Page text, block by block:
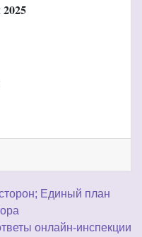
Единый план
онлайн-инспекции